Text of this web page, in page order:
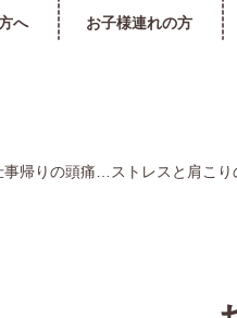
へ お子様連れの方
帰りの頭痛…ストレスと肩こり